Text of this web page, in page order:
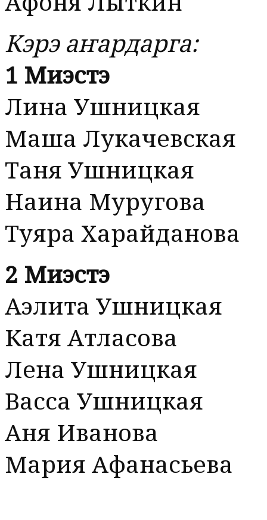
Кэрэ аҥардарга:
1 Миэстэ
Лина Ушницкая
Маша Лукачевская
Таня Ушницкая
Наина Муругова
Туяра Харайданова
2 Миэстэ
Аэлита Ушницкая
Катя Атласова
Лена Ушницкая
Васса Ушницкая
Аня Иванова
Мария Афанасьева